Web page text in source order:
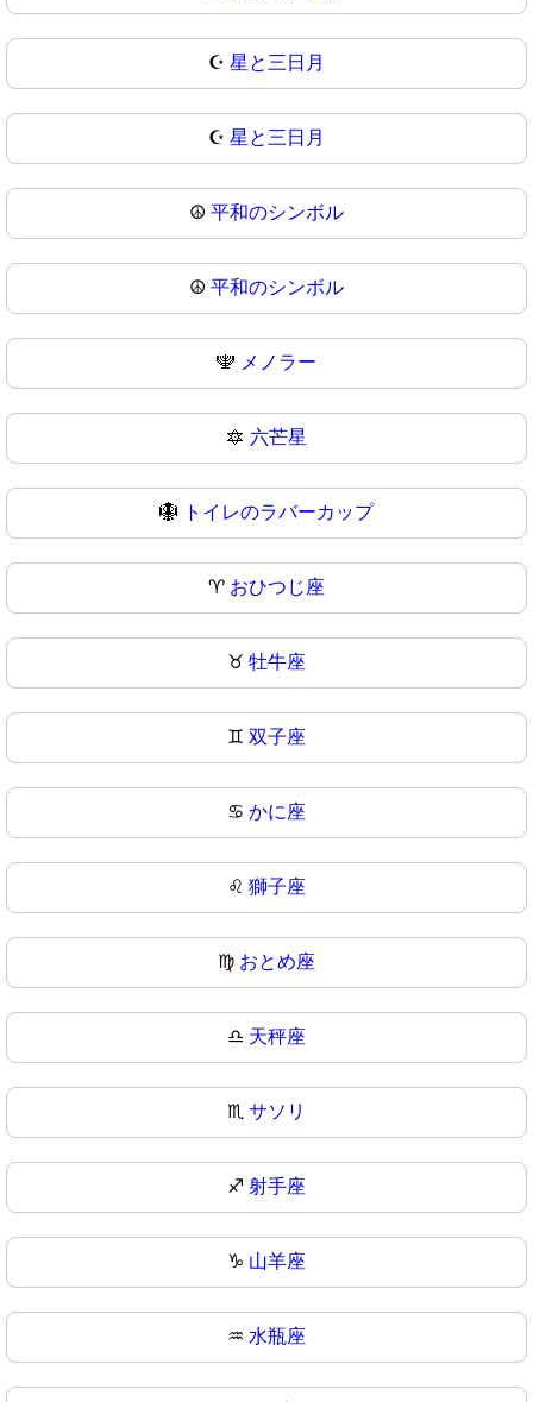
☪️ 星と三日月
☪ 星と三日月
☮️ 平和のシンボル
☮ 平和のシンボル
🕎 メノラー
🔯 六芒星
🪯 トイレのラバーカップ
♈ おひつじ座
♉ 牡牛座
♊ 双子座
♋ かに座
♌ 獅子座
♍ おとめ座
♎ 天秤座
♏ サソリ
♐ 射手座
♑ 山羊座
♒ 水瓶座